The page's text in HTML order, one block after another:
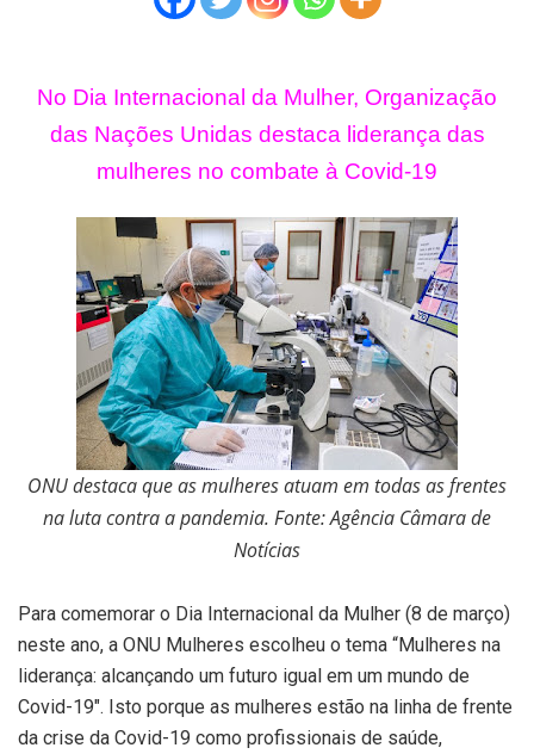
No Dia Internacional da Mulher, Organização
das Nações Unidas destaca liderança das
mulheres no combate à Covid-19
ONU destaca que as mulheres atuam em todas as frentes
na luta contra a pandemia. Fonte: Agência Câmara de
Notícias
Para comemorar o Dia Internacional da Mulher (8 de março)
neste ano, a ONU Mulheres escolheu o tema “Mulheres na
liderança: alcançando um futuro igual em um mundo de
Covid-19″. Isto porque as mulheres estão na linha de frente
da crise da Covid-19 como profissionais de saúde,